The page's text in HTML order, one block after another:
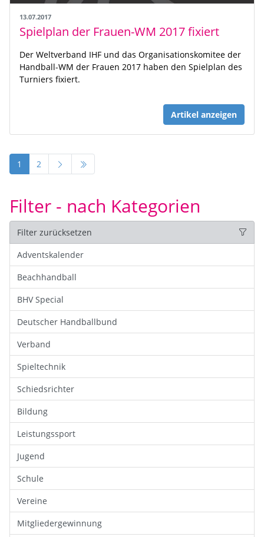
13.07.2017
Spielplan der Frauen-WM 2017 fixiert
Der Weltverband IHF und das Organisationskomitee der
Handball-WM der Frauen 2017 haben den Spielplan des
Turniers fixiert.
Artikel anzeigen
1 2
Filter - nach Kategorien
Filter zurücksetzen
Adventskalender
Beachhandball
BHV Special
Deutscher Handballbund
Verband
Spieltechnik
Schiedsrichter
Bildung
Leistungssport
Jugend
Schule
Vereine
Mitgliedergewinnung